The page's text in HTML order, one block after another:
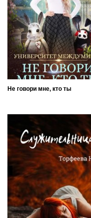
Не говори мне, кто ты